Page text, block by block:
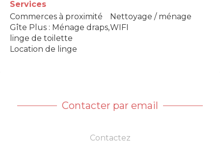
Services
Commerces à proximité
Gîte Plus : Ménage draps,
linge de toilette
Location de linge
Nettoyage / ménage
WIFI
Contacter par email
Contactez